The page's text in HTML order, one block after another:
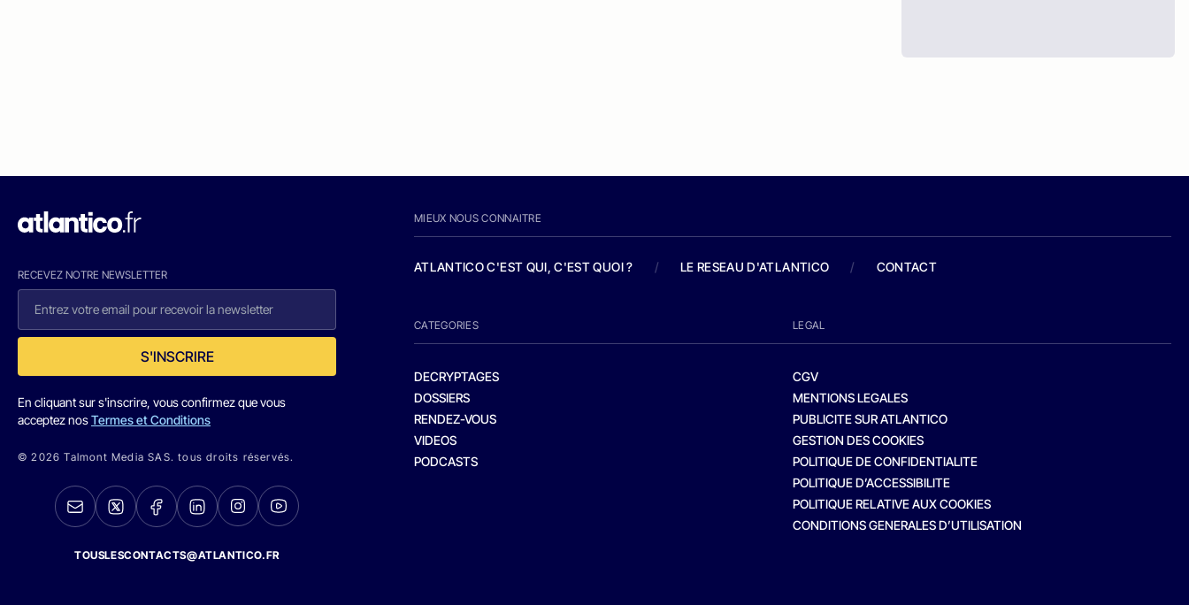
RECEVEZ NOTRE NEWSLETTER
S'INSCRIRE
En cliquant sur s'inscrire, vous confirmez que vous
acceptez nosTermes et Conditions
© 2026 Talmont Media SAS. tous droits réservés.
TOUSLESCONTACTS@ATLANTICO.FR
MIEUX NOUS CONNAITRE
ATLANTICO C'EST QUI, C'EST QUOI ? / LE RESEAU D'ATLANTICO / CONTACT
CATEGORIES
DECRYPTAGES
DOSSIERS
RENDEZ-VOUS
VIDEOS
PODCASTS
LEGAL
CGV
MENTIONS LEGALES
PUBLICITE SUR ATLANTICO
GESTION DES COOKIES
POLITIQUE DE CONFIDENTIALITE
POLITIQUE D’ACCESSIBILITE
POLITIQUE RELATIVE AUX COOKIES
CONDITIONS GENERALES D’UTILISATION